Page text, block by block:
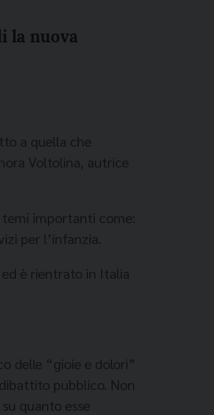
la nuova
a quella che
Voltolina, autrice
importanti come:
per l’infanzia.
è rientrato in Italia
delle “gioie e dolori”
pubblico. Non
quanto esse